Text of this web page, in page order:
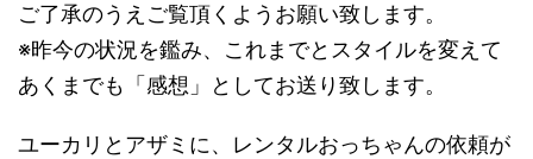
ご了承のうえご覧頂くようお願い致します。
※昨今の状況を鑑み、これまでとスタイルを変えて
あくまでも「感想」としてお送り致します。
ユーカリとアザミに、レンタルおっちゃんの依頼が